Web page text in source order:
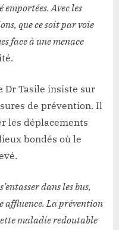
emportées. Avec les
que ce soit par voie
face à une menace
Dr Tasile insiste sur
de prévention. Il
les déplacements
bondés où le
dans les bus,
affluence. La prévention
maladie redoutable